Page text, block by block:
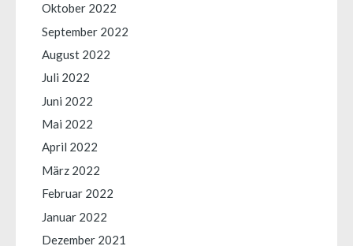
Oktober 2022
September 2022
August 2022
Juli 2022
Juni 2022
Mai 2022
April 2022
März 2022
Februar 2022
Januar 2022
Dezember 2021